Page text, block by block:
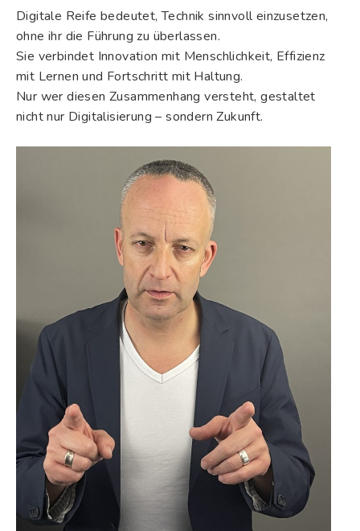
Digitale Reife bedeutet, Technik sinnvoll einzusetzen,
ohne ihr die Führung zu überlassen.
Sie verbindet Innovation mit Menschlichkeit, Effizienz
mit Lernen und Fortschritt mit Haltung.
Nur wer diesen Zusammenhang versteht, gestaltet
nicht nur Digitalisierung – sondern Zukunft.